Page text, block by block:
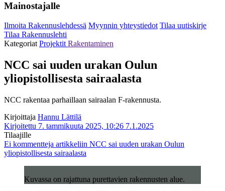
Mainostajalle
Ilmoita Rakennuslehdessä Myynnin yhteystiedot Tilaa uutiskirje
Tilaa Rakennuslehti
Kategoriat Projektit Rakentaminen
NCC sai uuden urakan Oulun
yliopistollisesta sairaalasta
NCC rakentaa parhaillaan sairaalan F-rakennusta.
Kirjoittaja Hannu Lättilä
Kirjoitettu 7. tammikuuta 2025, 10:26 7.1.2025
Tilaajille
Ei kommentteja artikkeliin NCC sai uuden urakan Oulun
yliopistollisesta sairaalasta
Kuvassa on rajattuna purettavien rakennusten alue.